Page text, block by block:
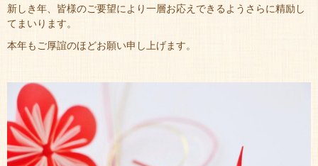
新しき年、皆様のご要望により一層お応えできるようさらに精励し
てまいります。
本年もご厚誼のほどお願い申し上げます。